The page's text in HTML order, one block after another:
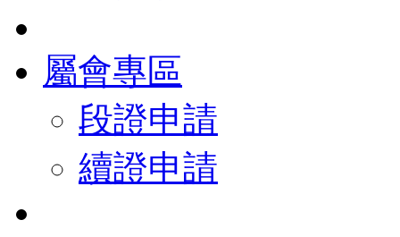
屬會專區
段證申請
續證申請